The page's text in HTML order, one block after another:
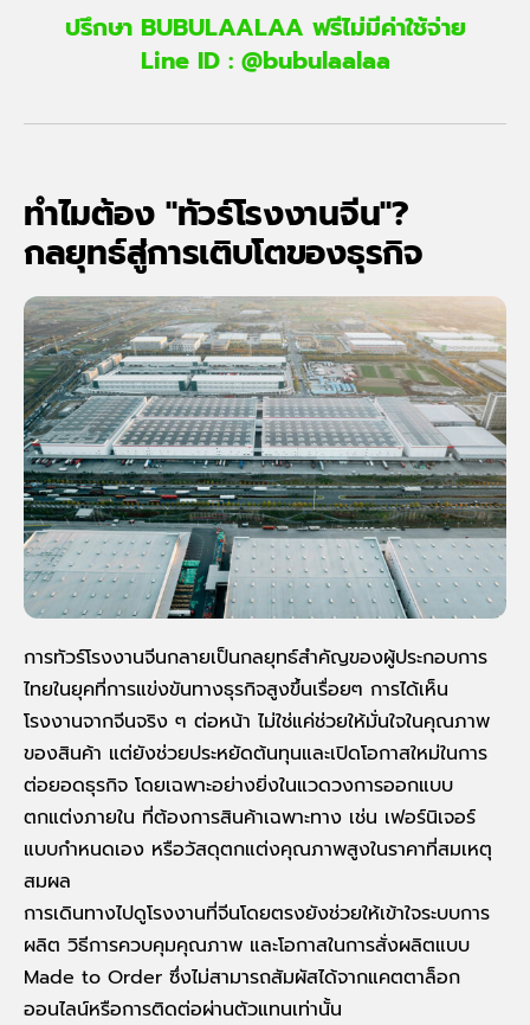
ปรึกษา BUBULAALAA ฟรีไม่มีค่าใช้จ่าย
Line ID : @bubulaalaa
ทำไมต้อง "ทัวร์โรงงานจีน"?
กลยุทธ์สู่การเติบโตของธุรกิจ
การทัวร์โรงงานจีนกลายเป็นกลยุทธ์สำคัญของผู้ประกอบการ
ไทยในยุคที่การแข่งขันทางธุรกิจสูงขึ้นเรื่อยๆ การได้เห็น
โรงงานจากจีนจริง ๆ ต่อหน้า ไม่ใช่แค่ช่วยให้มั่นใจในคุณภาพ
ของสินค้า แต่ยังช่วยประหยัดต้นทุนและเปิดโอกาสใหม่ในการ
ต่อยอดธุรกิจ โดยเฉพาะอย่างยิ่งในแวดวงการออกแบบ
ตกแต่งภายใน ที่ต้องการสินค้าเฉพาะทาง เช่น เฟอร์นิเจอร์
แบบกำหนดเอง หรือวัสดุตกแต่งคุณภาพสูงในราคาที่สมเหตุ
สมผล
การเดินทางไปดูโรงงานที่จีนโดยตรงยังช่วยให้เข้าใจระบบการ
ผลิต วิธีการควบคุมคุณภาพ และโอกาสในการสั่งผลิตแบบ
Made to Order ซึ่งไม่สามารถสัมผัสได้จากแคตตาล็อก
ออนไลน์หรือการติดต่อผ่านตัวแทนเท่านั้น